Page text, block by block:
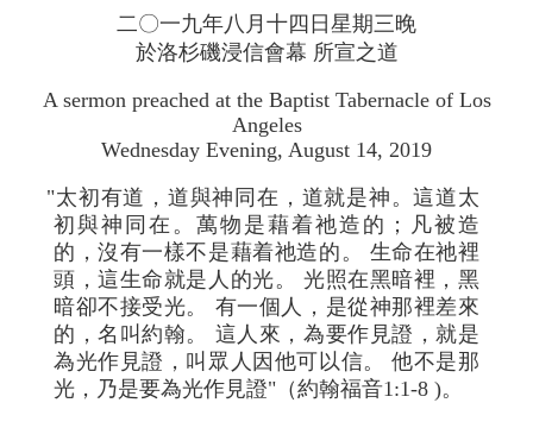
二〇一九年八月十四日星期三晚
於洛杉磯浸信會幕 所宣之道
A sermon preached at the Baptist Tabernacle of Los
Angeles
Wednesday Evening, August 14, 2019
"太初有道，道與神同在，道就是神。這道太
初與神同在。萬物是藉着祂造的；凡被造
的，沒有一樣不是藉着祂造的。 生命在祂裡
頭，這生命就是人的光。 光照在黑暗裡，黑
暗卻不接受光。 有一個人，是從神那裡差來
的，名叫約翰。 這人來，為要作見證，就是
為光作見證，叫眾人因他可以信。 他不是那
光，乃是要為光作見證"（約翰福音1:1-8 )。